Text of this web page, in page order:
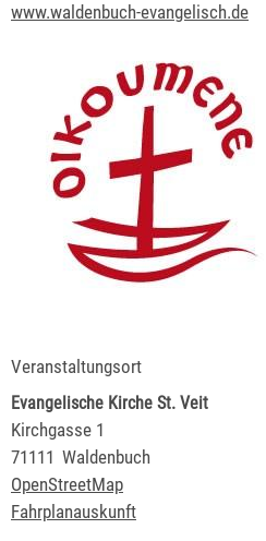
www.waldenbuch-evangelisch.de
Veranstaltungsort
Evangelische Kirche St. Veit
Kirchgasse 1
71111 Waldenbuch
OpenStreetMap
Fahrplanauskunft